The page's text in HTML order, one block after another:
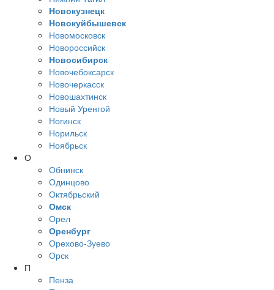
Новокузнецк
Новокуйбышевск
Новомосковск
Новороссийск
Новосибирск
Новочебоксарск
Новочеркасск
Новошахтинск
Новый Уренгой
Ногинск
Норильск
Ноябрьск
О
Обнинск
Одинцово
Октябрьский
Омск
Орел
Оренбург
Орехово-Зуево
Орск
П
Пенза